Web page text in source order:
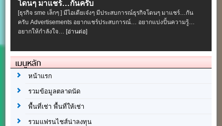
โดนๆ มาแชร์…กันครับ
[ธุรกิจ sme เล็กๆ ] มีไอเดียเจ๋งๆ มีประสบการณ์ธุรกิจโดนๆ มาแชร์…กัน
ครับ Advertisements อยากแชร์ประสบการณ์… อยากแบ่งปั้นความรู้…
อยากให้กำลังใจ…[อ่านต่อ]
เมนูหลัก
หน้าแรก
รวมข้อมูลตลาดนัด
พื้นที่เช่า พื้นที่ให้เช่า
รวมแฟรนไชส์น่าลงทุน